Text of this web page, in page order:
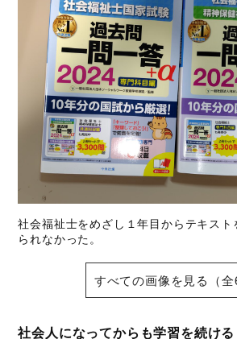
社会福祉士をめざし１年目からテキスト
られなかった。
すべての画像を見る（全
社会人になってからも学習を続け